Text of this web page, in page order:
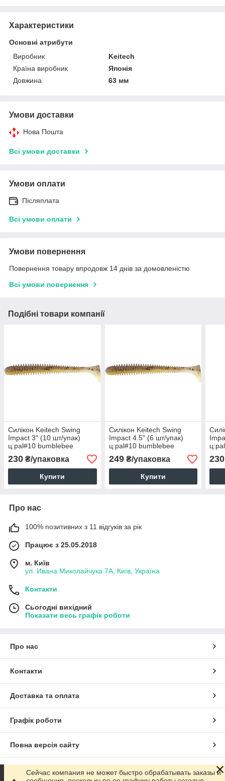
Характеристики
Основні атрибути
Виробник
Keitech
Країна виробник
Японія
Довжина
63 мм
Умови доставки
Нова Пошта
Всі умови доставки
Умови оплати
Післяплата
Всі умови оплати
Умови повернення
Повернення товару впродовж 14 днів за домовленістю
Всі умови повернення
Подібні товари компанії
Силікон Keitech Swing
Impact 3" (10 шт/упак)
ц:pal#10 bumblebee
230 ₴/упаковка
Купити
Силікон Keitech Swing
Impact 4.5" (6 шт/упак)
ц:pal#10 bumblebee
249₴/упаковка
Купити
230
Про нас
100% позитивних з 11 відгуків за рік
Працює з 25.05.2018
м. Київ
ул. Ивана Миколайчука 7А, Київ, Україна
Контакти
Сьогодні вихідний
Показати весь графік роботи
Про нас
Контакти
Доставка та оплата
Графік роботи
Повна версія сайту
Сайт створено на маркетплейсі Prom.ua
Сейчас компания не может быстро обрабатывать заказы и